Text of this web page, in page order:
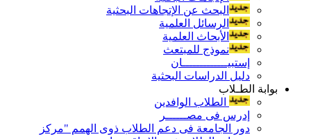
البحث عن الإتجاهات البحثية
الرسائل العلمية
الأبحاث العلمية
نموذج للمبتعث
إستبيـــــــــــــان
دليل الدراسات البحثية
بوابة الطـلاب
الطلاب الوافدين
إدرس فى مصــــــر
دور الجامعة فى دعم الطلاب ذوى الهمم "مركز